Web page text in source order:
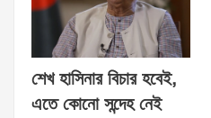
শেখ হাসিনার বিচার হবেই,
এতে কোনো সন্দেহ নেই